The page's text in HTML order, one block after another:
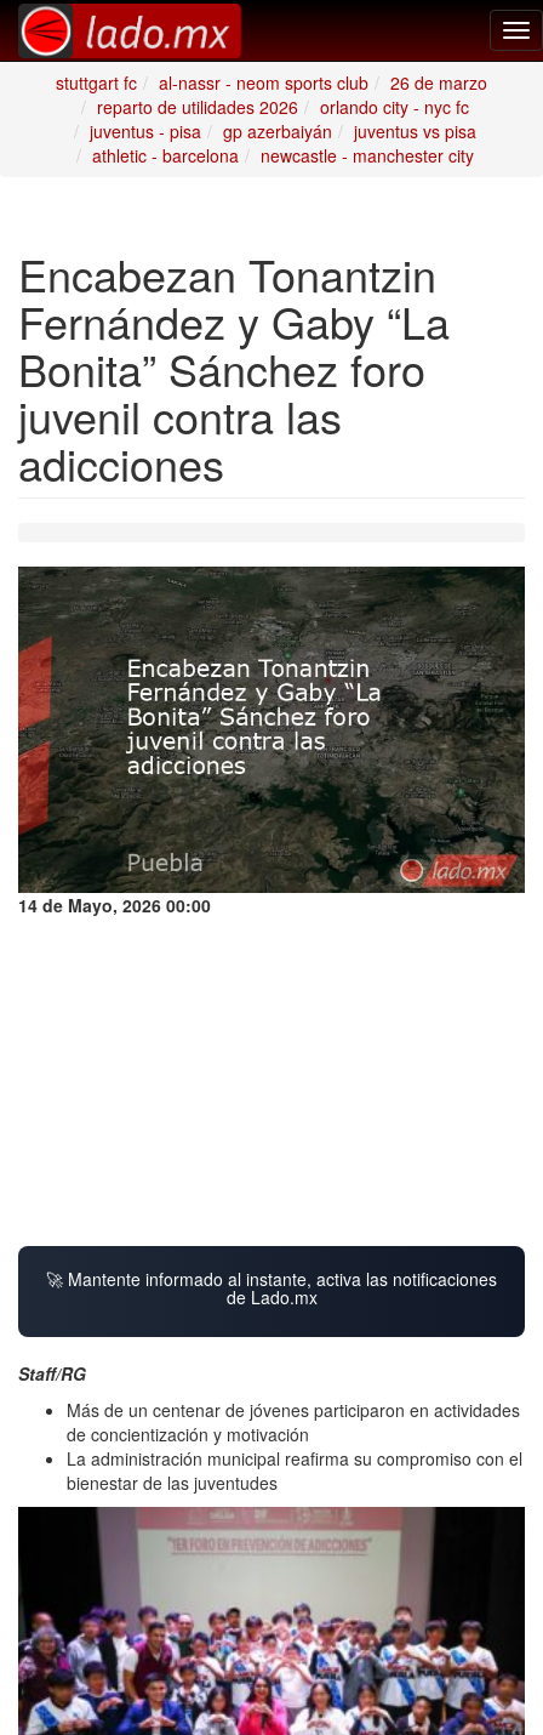
stuttgart fc
al-nassr - neom sports club
26 de marzo
reparto de utilidades 2026
orlando city - nyc fc
juventus - pisa
gp azerbaiyán
juventus vs pisa
athletic - barcelona
newcastle - manchester city
Encabezan Tonantzin
Fernández y Gaby “La
Bonita” Sánchez foro
juvenil contra las
adicciones
14 de Mayo, 2026 00:00
🚀 Mantente informado al instante, activa las notificaciones
de Lado.mx
Staff/RG
Más de un centenar de jóvenes participaron en actividades
de concientización y motivación
La administración municipal reafirma su compromiso con el
bienestar de las juventudes